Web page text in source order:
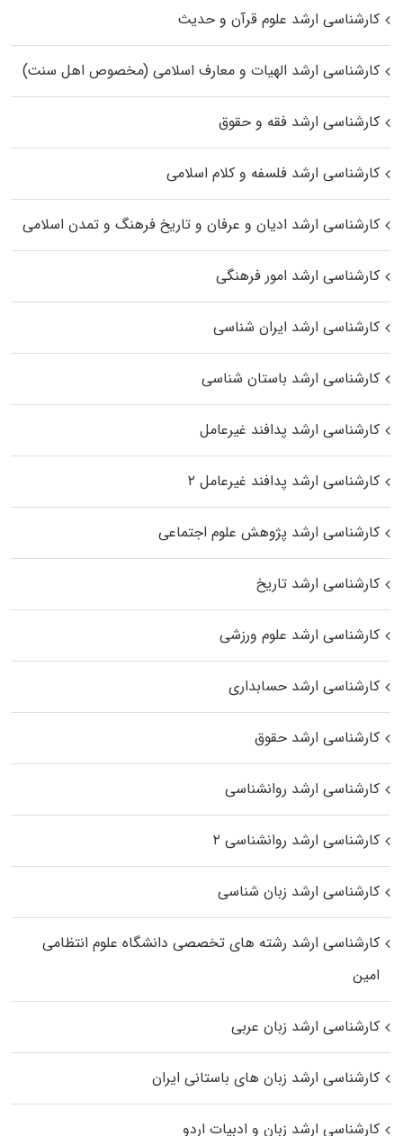
کارشناسی ارشد علوم قرآن و حدیث
کارشناسی ارشد الهیات و معارف اسلامی (مخصوص اهل سنت)
کارشناسی ارشد فقه و حقوق
کارشناسی ارشد فلسفه و کلام اسلامی
کارشناسی ارشد ادیان و عرفان و تاریخ فرهنگ و تمدن اسلامی
کارشناسی ارشد امور فرهنگی
کارشناسی ارشد ایران شناسی
کارشناسی ارشد باستان شناسی
کارشناسی ارشد پدافند غیرعامل
کارشناسی ارشد پدافند غیرعامل ۲
کارشناسی ارشد پژوهش علوم اجتماعی
کارشناسی ارشد تاریخ
کارشناسی ارشد علوم ورزشی
کارشناسی ارشد حسابداری
کارشناسی ارشد حقوق
کارشناسی ارشد روانشناسی
کارشناسی ارشد روانشناسی ۲
کارشناسی ارشد زبان شناسی
کارشناسی ارشد رﺷﺘﻪ ﻫﺎی تخصصی داﻧﺸﮕﺎه ﻋﻠﻮم انتظامی
اﻣﻴﻦ
کارشناسی ارشد زبان عربی
کارشناسی ارشد زبان‌ های باستانی ایران
کارشناسی ارشد زبان و ادبیات اردو